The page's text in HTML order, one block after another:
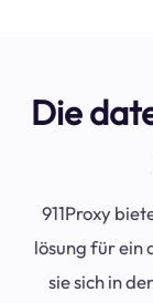
Die
911Proxy
lösung für ein
sie sich in